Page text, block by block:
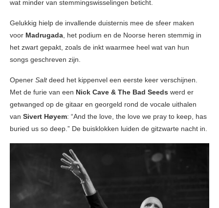
wat minder van stemmingswisselingen beticht.
Gelukkig hielp de invallende duisternis mee de sfeer maken
voor Madrugada , het podium en de Noorse heren stemmig in
het zwart gepakt, zoals de inkt waarmee heel wat van hun
songs geschreven zijn.
Opener Saltdeed het kippenvel een eerste keer verschijnen.
Met de furie van een Nick Cave & The Bad Seeds werd er
getwanged op de gitaar en georgeld rond de vocale uithalen
van Sivert Høyem: “And the love, the love we pray to keep, has
buried us so deep.” De buisklokken luiden de gitzwarte nacht in.